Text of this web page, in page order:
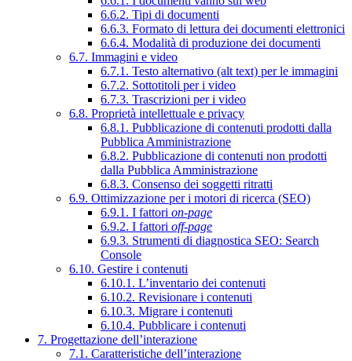
6.6.2. Tipi di documenti
6.6.3. Formato di lettura dei documenti elettronici
6.6.4. Modalità di produzione dei documenti
6.7. Immagini e video
6.7.1. Testo alternativo (alt text) per le immagini
6.7.2. Sottotitoli per i video
6.7.3. Trascrizioni per i video
6.8. Proprietà intellettuale e privacy
6.8.1. Pubblicazione di contenuti prodotti dalla
Pubblica Amministrazione
6.8.2. Pubblicazione di contenuti non prodotti
dalla Pubblica Amministrazione
6.8.3. Consenso dei soggetti ritratti
6.9. Ottimizzazione per i motori di ricerca (SEO)
6.9.1. I fattori on-page
6.9.2. I fattori off-page
6.9.3. Strumenti di diagnostica SEO: Search
Console
6.10. Gestire i contenuti
6.10.1. L’inventario dei contenuti
6.10.2. Revisionare i contenuti
6.10.3. Migrare i contenuti
6.10.4. Pubblicare i contenuti
7. Progettazione dell’interazione
7.1. Caratteristiche dell’interazione